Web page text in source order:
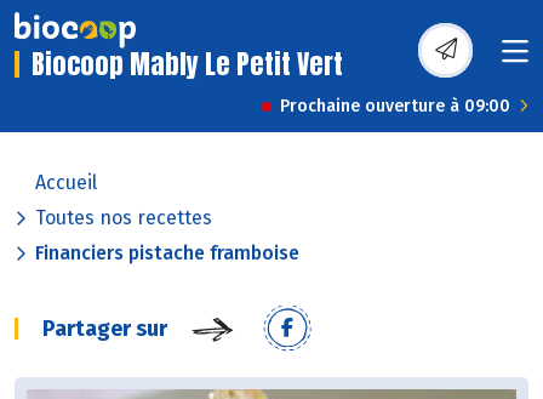
Biocoop Mably Le Petit Vert
Prochaine ouverture à 09:00
Accueil
Toutes nos recettes
Financiers pistache framboise
Partager sur